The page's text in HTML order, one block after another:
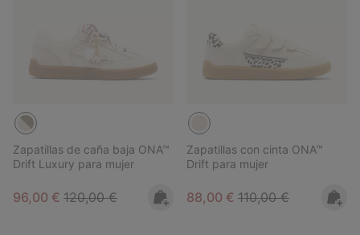
Zapatillas de caña baja ONA™
Drift Luxury para mujer
Sale price:
96,00 € Regular price:
120,00 €
Zapatillas con cinta ONA™
Drift para mujer
Sale price:
88,00 € Regular price:
110,00 €